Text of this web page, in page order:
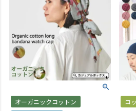
オーガニックコットン
コ